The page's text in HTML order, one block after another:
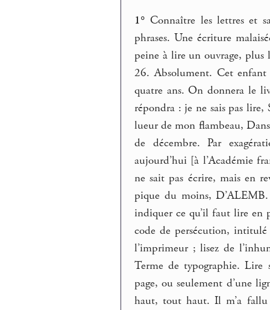
1° Connaître les lettres et
phrases. Une écriture
peine à lire un ouvrage,
26. Absolument. Cet
quatre ans. On donnera le
répondra : je ne sais pas
lueur de mon flambeau,
de décembre. Par
aujourd’hui [à l’Académie
ne sait pas écrire, mais en
pique du moins,
indiquer ce qu’il faut lire
code de persécution,
l’imprimeur ; lisez de
Terme de typographie. Lire
page, ou seulement d’une
haut, tout haut. Il m’a